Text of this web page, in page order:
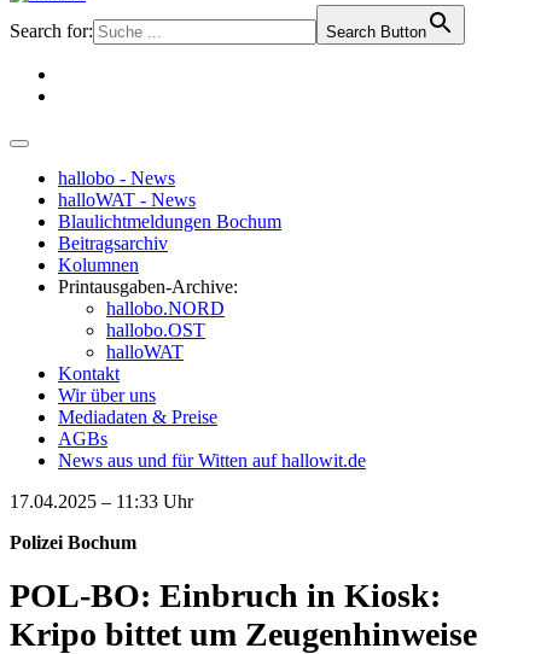
Search for: Search Button
hallobo - News
halloWAT - News
Blaulichtmeldungen Bochum
Beitragsarchiv
Kolumnen
Printausgaben-Archive:
hallobo.NORD
hallobo.OST
halloWAT
Kontakt
Wir über uns
Mediadaten & Preise
AGBs
News aus und für Witten auf hallowit.de
17.04.2025 – 11:33 Uhr
Polizei Bochum
POL-BO: Einbruch in Kiosk:
Kripo bittet um Zeugenhinweise